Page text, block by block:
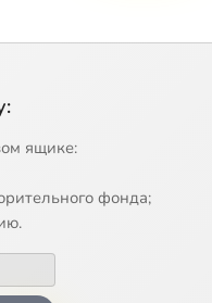
ящике:
фонда;